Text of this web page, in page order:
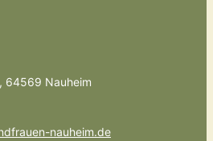
64569 Nauheim
nauheim.de